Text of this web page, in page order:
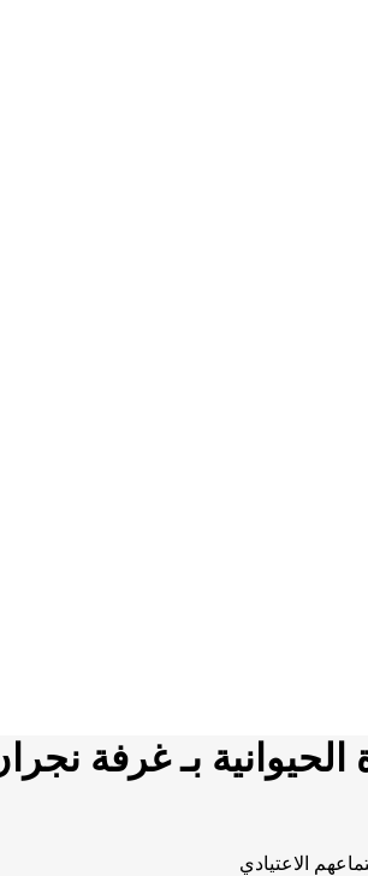
بـ غرفة
الاعتيادي